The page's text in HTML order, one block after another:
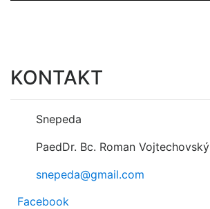
KONTAKT
Snepeda
PaedDr. Bc. Roman Vojtechovský
snepeda@gmail.com
Facebook